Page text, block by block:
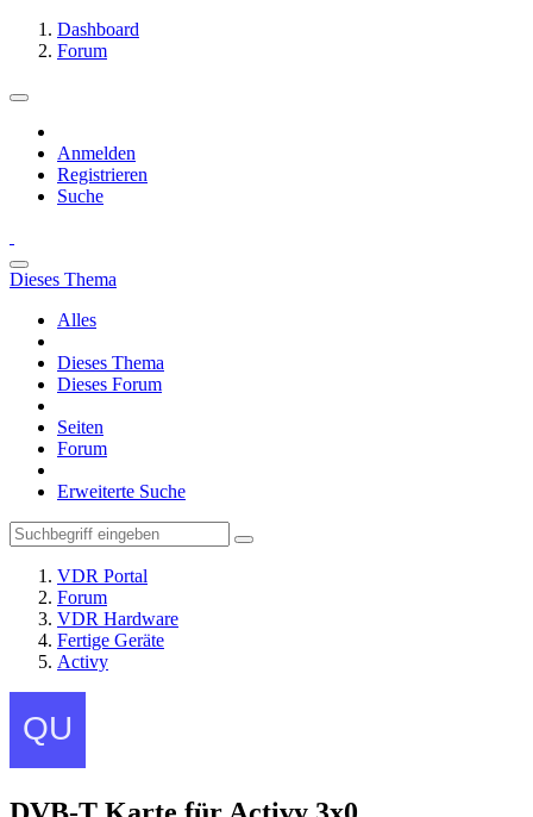
Dashboard
Forum
Anmelden
Registrieren
Suche
Dieses Thema
Alles
Dieses Thema
Dieses Forum
Seiten
Forum
Erweiterte Suche
VDR Portal
Forum
VDR Hardware
Fertige Geräte
Activy